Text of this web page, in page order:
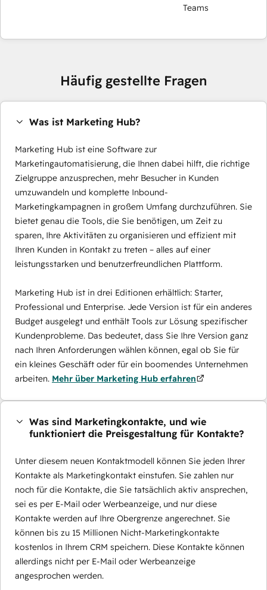
Teams
Häufig gestellte Fragen
Was ist Marketing Hub?
Marketing Hub ist eine Software zur
Marketingautomatisierung, die Ihnen dabei hilft, die richtige
Zielgruppe anzusprechen, mehr Besucher in Kunden
umzuwandeln und komplette Inbound-
Marketingkampagnen in großem Umfang durchzuführen. Sie
bietet genau die Tools, die Sie benötigen, um Zeit zu
sparen, Ihre Aktivitäten zu organisieren und effizient mit
Ihren Kunden in Kontakt zu treten – alles auf einer
leistungsstarken und benutzerfreundlichen Plattform.
Marketing Hub ist in drei Editionen erhältlich: Starter,
Professional und Enterprise. Jede Version ist für ein anderes
Budget ausgelegt und enthält Tools zur Lösung spezifischer
Kundenprobleme. Das bedeutet, dass Sie Ihre Version ganz
nach Ihren Anforderungen wählen können, egal ob Sie für
ein kleines Geschäft oder für ein boomendes Unternehmen
arbeiten. Mehr über Marketing Hub erfahren
Was sind Marketingkontakte, und wie
funktioniert die Preisgestaltung für Kontakte?
Unter diesem neuen Kontaktmodell können Sie jeden Ihrer
Kontakte als Marketingkontakt einstufen. Sie zahlen nur
noch für die Kontakte, die Sie tatsächlich aktiv ansprechen,
sei es per E-Mail oder Werbeanzeige, und nur diese
Kontakte werden auf Ihre Obergrenze angerechnet. Sie
können bis zu 15 Millionen Nicht-Marketingkontakte
kostenlos in Ihrem CRM speichern. Diese Kontakte können
allerdings nicht per E-Mail oder Werbeanzeige
angesprochen werden.